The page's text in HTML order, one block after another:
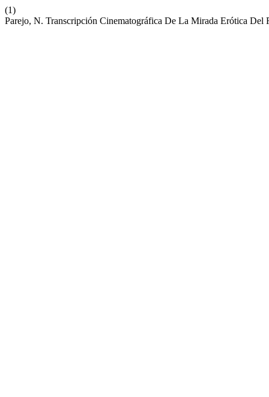
(1)
Parejo, N. Transcripción Cinematográfica De La Mirada Erótica